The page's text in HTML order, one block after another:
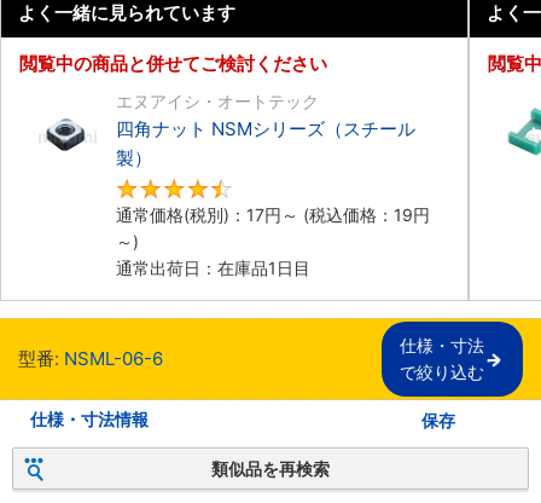
よく一緒に見られています
閲覧中の商品と併せてご検討ください
エヌアイシ・オートテック
四角ナット NSMシリーズ（スチール
製）
通常価格(税別)： 17円 ～ (税込価格： 19円
～)
通常出荷日：在庫品1日目
よく
閲覧
型番: NSML-06-6
仕様・寸法
で絞り込む
仕様・寸法情報 保存
類似品を再検索